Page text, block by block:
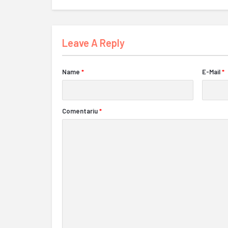
Leave A Reply
Name * E-Mail *
Comentariu*